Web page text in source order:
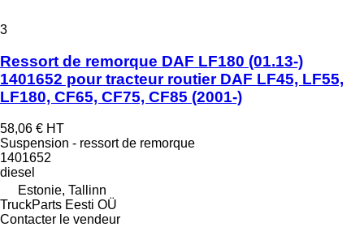
3
Ressort de remorque DAF LF180 (01.13-)
1401652 pour tracteur routier DAF LF45, LF55,
LF180, CF65, CF75, CF85 (2001-)
58,06 € HT
Suspension - ressort de remorque
1401652
diesel
Estonie, Tallinn
TruckParts Eesti OÜ
Contacter le vendeur